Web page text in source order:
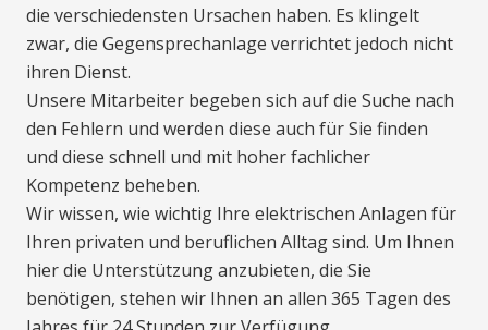
die verschiedensten Ursachen haben. Es klingelt
zwar, die Gegensprechanlage verrichtet jedoch nicht
ihren Dienst.
Unsere Mitarbeiter begeben sich auf die Suche nach
den Fehlern und werden diese auch für Sie finden
und diese schnell und mit hoher fachlicher
Kompetenz beheben.
Wir wissen, wie wichtig Ihre elektrischen Anlagen für
Ihren privaten und beruflichen Alltag sind. Um Ihnen
hier die Unterstützung anzubieten, die Sie
benötigen, stehen wir Ihnen an allen 365 Tagen des